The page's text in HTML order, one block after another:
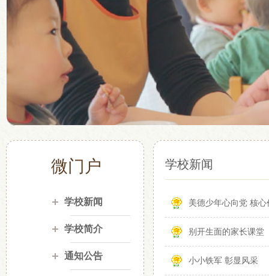
微门户
学校新闻
学校简介
通知公告
学校新闻
美德少年心向党 核
别开生面的家长课堂
小小铁军 彰显风采